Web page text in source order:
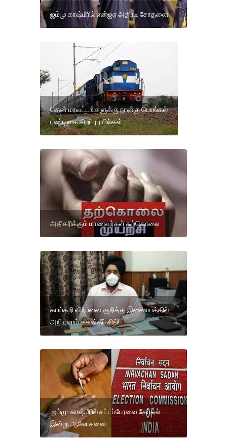
ஜம்மு காஷ்மீரில் என்ஐஏ அதிரடி சோதனை
தென் மாவட்டங்களுக்கு நான்கு பொங்கல்
பண்டிகை சிறப்பு ரயில்கள்
அதிகரிக்கும் மாணவர்கள் தற்கொலை
காய்கறி விற்பனை குறித்து இணையத்தில்
அறியலாம் ககன்தீப் சிங்!
.ஜம்மு-காஷ்மீரில் சட்டப்பேரவை தேர்தல்..
இன்று ஆலோசனை